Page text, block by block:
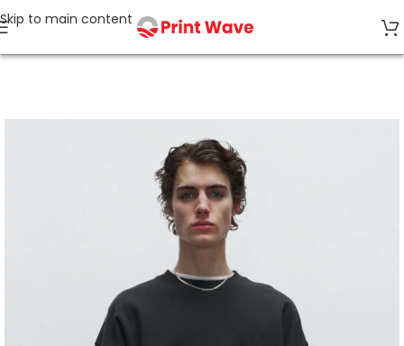
Skip to main content